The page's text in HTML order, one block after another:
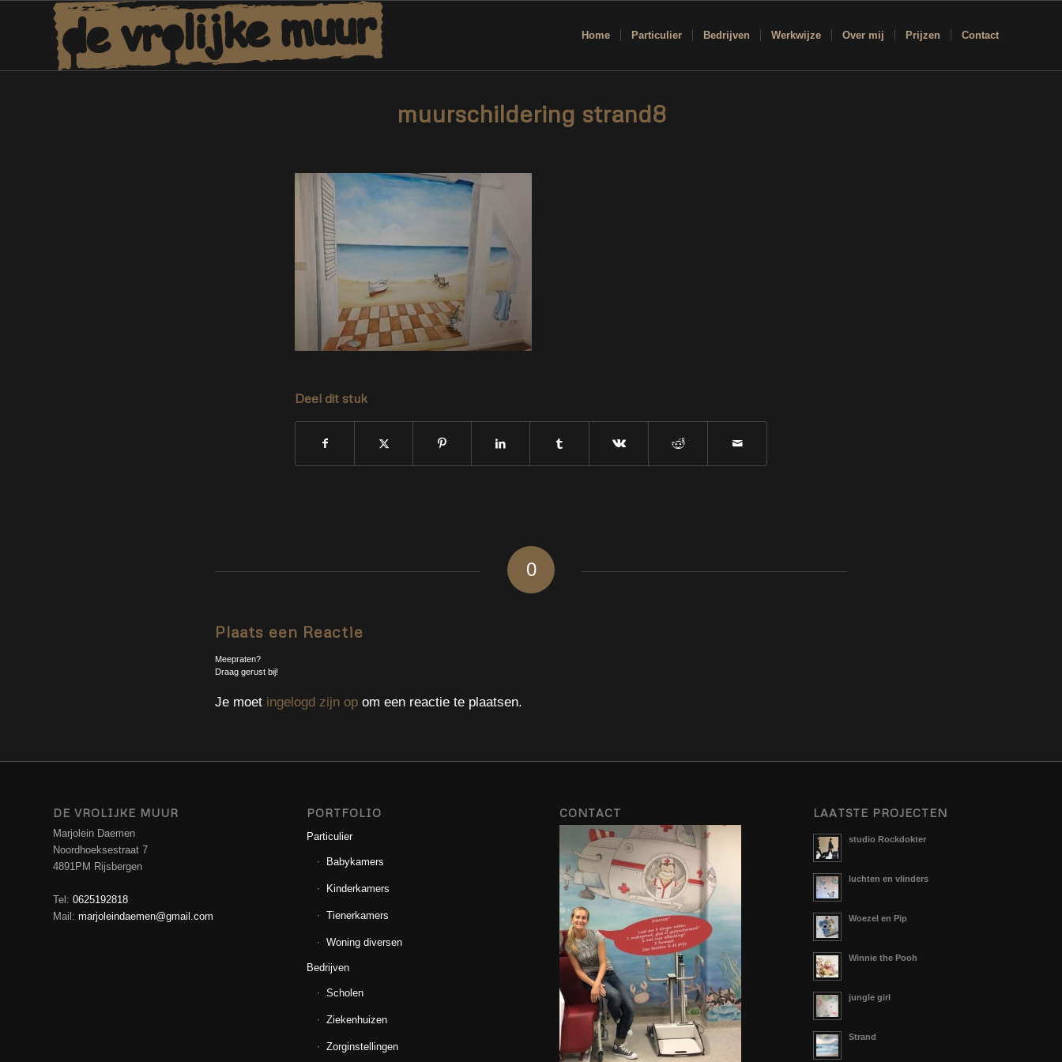
Home Particulier Bedrijven Werkwijze Over mij Prijzen Contact
muurschildering strand8
Deel dit stuk
0
Plaats een Reactie
Meepraten?
Draag gerust bij!
Je moet ingelogd zijn op om een reactie te plaatsen.
DE VROLIJKE MUUR
Marjolein Daemen
Noordhoeksestraat 7
4891PM Rijsbergen
Tel: 0625192818
Mail: marjoleindaemen@gmail.com
PORTFOLIO
Particulier
Babykamers
Kinderkamers
Tienerkamers
Woning diversen
Bedrijven
Scholen
Ziekenhuizen
Zorginstellingen
CONTACT LAATSTE PROJECTEN
studio Rockdokter
luchten en vlinders
Woezel en Pip
Winnie the Pooh
jungle girl
Strand